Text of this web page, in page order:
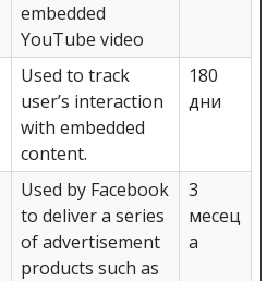
embedded
YouTube video
Used to track
user’s interaction
with embedded
content.
180
дни
Used by Facebook
to deliver a series
of advertisement
products such as
3
месец
а